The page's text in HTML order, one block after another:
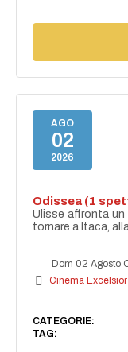
AGO
02
2026
Odissea (1
Ulisse affronta
tornare a Itaca,
Dom 02 Agosto
Cinema Excelsior
CATEGORIE:
TAG: